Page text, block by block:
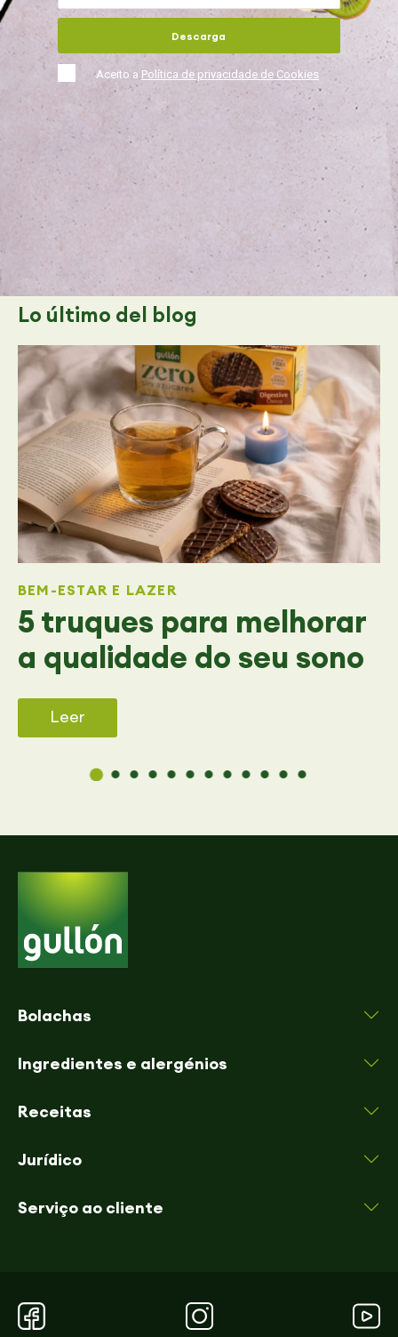
Aceito a Política de privacidade de Cookies
Descarga
Lo último del blog
5 truques para melhorar
a qualidade do seu sono
BEM-ESTAR E LAZER
Leer
Bolachas
Ingredientes e alergénios
Receitas
Jurídico
Serviço ao cliente